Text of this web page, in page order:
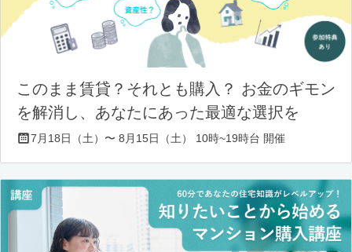
このまま賃貸？それとも購入？ お金のギモン
を解消し、あなたにあった最適な選択を
7月18日（土）〜 8月15日（土） 10時~19時台 開催